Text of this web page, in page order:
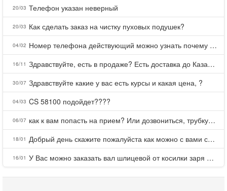
20/03 Телефон указан неверный
20/03 Как сделать заказ на чистку пуховых подушек?
04/02 Номер телефона действующий можно узнать почему номер неправельный
16/11 Здравствуйте, есть в продаже? Есть доставка до Казани?
30/07 Здравствуйте какие у вас есть курсы и какая цена, ?
04/03 CS 58100 подойдет????
06/07 как к вам попасть на прием? Или дозвониться, трубку не берете.
18/01 Добрый день скажите пожалуйста как можно с вами связаться . Телефон не отвечает .Заказала кухню в тц Хороший есть претензии а менеджер контактов не дает .Что делать?
16/01 У Вас можно заказать вал шлицевой от косилки заря для мтз, который соединяет мотоблок с косилкой.?